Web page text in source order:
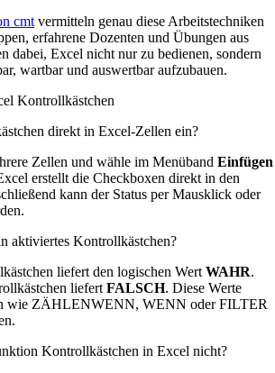
cmt vermitteln genau diese Arbeitstechniken
erfahrene Dozenten und Übungen aus
dabei, Excel nicht nur zu bedienen, sondern
wartbar und auswertbar aufzubauen.
Kontrollkästchen
direkt in Excel-Zellen ein?
Zellen und wähle im Menüband Einfügen
erstellt die Checkboxen direkt in den
kann der Status per Mausklick oder
aktiviertes Kontrollkästchen?
liefert den logischen Wert WAHR.
liefert FALSCH. Diese Werte
wie ZÄHLENWENN, WENN oder FILTER
Kontrollkästchen in Excel nicht?